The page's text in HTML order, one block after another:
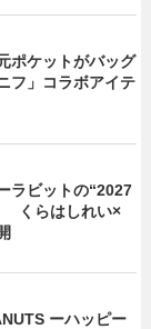
ポケットがバッグ
フ」コラボアイテ
ラビットの“2027
くらはしれい×
ーハッピー